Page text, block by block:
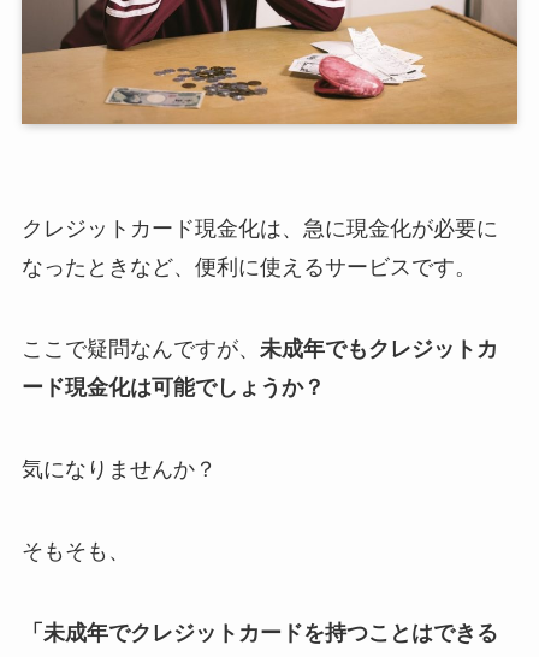
クレジットカード現金化は、急に現金化が必要に
なったときなど、便利に使えるサービスです。
ここで疑問なんですが、 未成年でもクレジットカ
ード現金化は可能でしょうか？
気になりませんか？
そもそも、
「未成年でクレジットカードを持つことはできる